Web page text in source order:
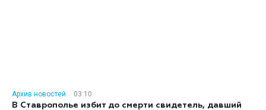
Архив новостей
03:10
В Ставрополье избит до смерти свидетель, давший